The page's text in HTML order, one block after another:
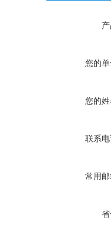
产
您的单
您的姓
联系电
常用邮
省